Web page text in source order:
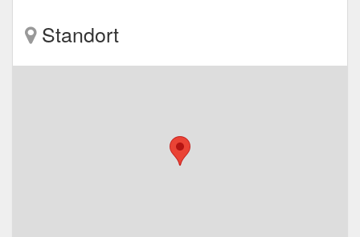
Standort